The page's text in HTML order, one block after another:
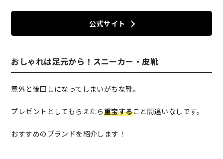
公式サイト
おしゃれは足元から！スニーカー・皮靴
意外と後回しになってしまいがちな靴。
プレゼントとしてもらえたら重宝すること間違いなしです。
おすすめのブランドを紹介します！